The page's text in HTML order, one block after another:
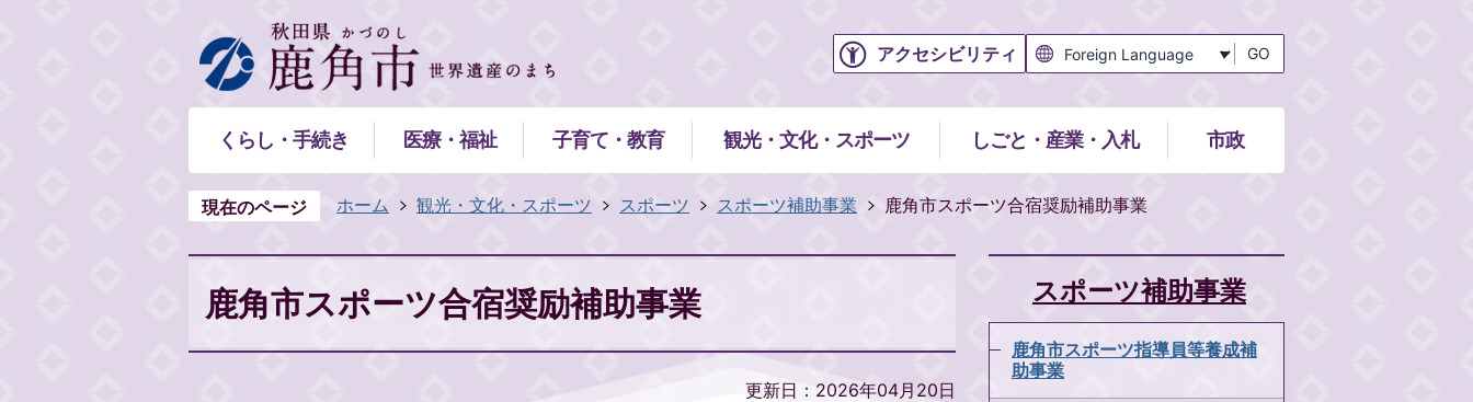
アクセシビリティ GO
くらし・手続き 医療・福祉 子育て・教育 観光・文化・スポーツ しごと・産業・入札 市政
現在のページ ホーム 観光・文化・スポーツ スポーツ スポーツ補助事業 鹿角市スポーツ合宿奨励補助事業
鹿角市スポーツ合宿奨励補助事業
更新日：2026年04月20日
スポーツ補助事業
鹿角市スポーツ指導員等養成補
助事業